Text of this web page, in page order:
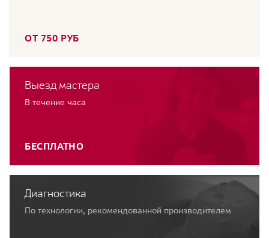
ОТ 750 РУБ
Выезд мастера
В течение часа
БЕСПЛАТНО
Диагностика
По технологии, рекомендованной производителем